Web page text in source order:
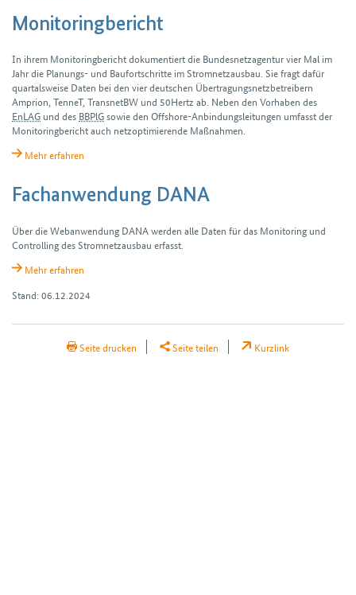
Monitoringbericht
In ihrem Monitoring­bericht dokumentiert die Bundes­netz­agentur vier Mal im
Jahr die Planungs- und Bau­fortschritte im Stromnetz­ausbau. Sie fragt dafür
quartals­weise Daten bei den vier deutschen Über­tragungs­netz­betreibern
Amprion, TenneT, TransnetBW und 50Hertz ab. Neben den Vorhaben des
EnLAG und des BBPlGsowie den Offshore-Anbindungs­leitungen umfasst der
Monitoring­bericht auch netz­optimierende Maß­nahmen.
Mehr erfahren
Fachanwendung DANA
Über die Webanwendung DANA werden alle Daten für das Monitoring und
Controlling des Stromnetzausbau erfasst.
Mehr erfahren
Stand: 06.12.2024
Seite drucken Seite teilen Kurzlink